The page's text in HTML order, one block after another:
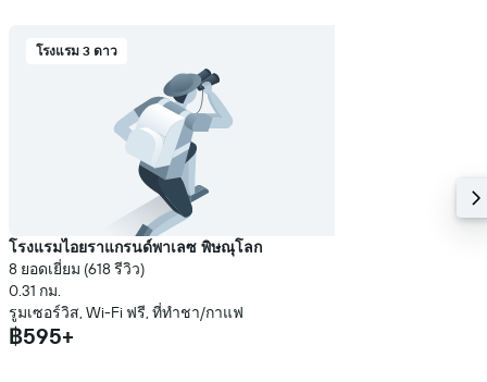
โรงแรม 3 ดาว
โรงแรมไอยราแกรนด์พาเลซ พิษณุโลก
8 ยอดเยี่ยม (618 รีวิว)
0.31 กม.
รูมเซอร์วิส, Wi-Fi ฟรี, ที่ทำชา/กาแฟ
฿595+